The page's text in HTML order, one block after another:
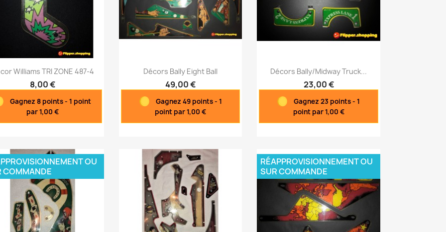
Aperçu rapide
Williams TRI ZONE 487-4
8,00 €
Gagnez 8 points - 1 point
par 1,00 €
Aperçu rapide
Décors Bally Eight Ball
49,00 €
Gagnez 49 points - 1
point par 1,00 €
 Aperçu rapide
Décors Bally/Midway Truck...
23,00 €
Gagnez 23 points - 1
point par 1,00 €
OU
COMMANDE
RÉAPPROVISIONNEMENT OU
SUR COMMANDE